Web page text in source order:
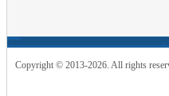
Copyright © 2013-2026. All rights